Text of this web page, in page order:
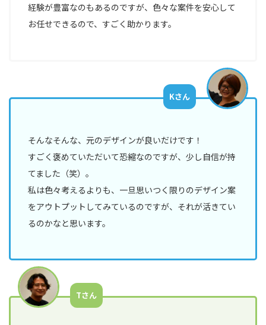
経験が豊富なのもあるのですが、色々な案件を安心して
お任せできるので、すごく助かります。
Kさん
そんなそんな、元のデザインが良いだけです！
すごく褒めていただいて恐縮なのですが、少し自信が持
てました（笑）。
私は色々考えるよりも、一旦思いつく限りのデザイン案
をアウトプットしてみているのですが、それが活きてい
るのかなと思います。
Tさん